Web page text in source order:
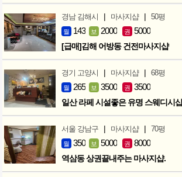
경남 김해시 | 마사지샵 | 50평
월 143 보 2000 권 5000
[급매]김해 어방동 건전마사지샵
경기 고양시 | 마사지샵 | 68평
월 265 보 3500 권 3500
일산 라페 시설좋은 유명 스웨디시
서울 강남구 | 마사지샵 | 70평
월 350 보 5000 권 8000
역삼동 상권끝내주는 마사지샵.